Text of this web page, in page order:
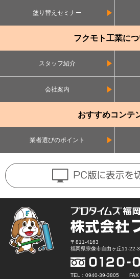
塗り替えセミナー
フクモト工業に
スタッフ紹介
会社案内
おすすめコンテ
業者選びのポイント
〒811-4163
福岡県宗像市自由ヶ丘11-22-
TEL：0940-39-3805 FAX